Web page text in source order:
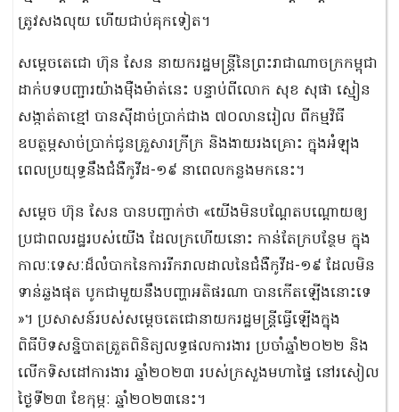
ត្រូវសងលុយ ហើយជាប់​គុកទៀត។
សម្ដេចតេជោ ហ៊ុន សែន នាយករដ្ឋមន្ត្រីនៃព្រះរាជាណាចក្រកម្ពុជា
ដាក់បទបញ្ជារយ៉ាងម៉ឺងម៉ាត់នេះ បន្ទាប់ពី​លោក សុខ សុផា ស្មៀន
សង្កាត់​តាខ្មៅ បានស៊ីដាច់ប្រាក់ជាង ៧០លានរៀល ពីកម្មវិធី
ឧបត្ថម្ភសាច់ប្រាក់ជូនគ្រួសារក្រីក្រ និងងាយ​រងគ្រោះ ក្នុងអំឡុង
ពេលប្រយុទ្ធនឹងជំងឺកូវីដ-១៩ នាពេលកន្លងមកនេះ។
សម្តេច ហ៊ុន សែន បានបញ្ជាក់ថា ​«យើងមិនបណ្ដែតបណ្ដោយឲ្យ
ប្រជាពលរដ្ឋរបស់យើង ដែលក្រហើយ​នោះ កាន់តែក្របន្ថែម ក្នុង
កាលៈទេសៈ​ដ៏លំបាកនៃការរីករាលដាលនៃជំងឺកូវីដ-១៩ ដែលមិន
ទាន់​ឆ្លងផុត បូកជាមួយនឹងបញ្ហាអតិផរណា បានកើតឡើងនោះទេ​
»។ ប្រសាសន៍របស់សម្តេចតេជោនាយករដ្ឋមន្ត្រីធ្វើឡើងក្នុង​
ពិធីបិទសន្និបាតត្រួតពិនិត្យលទ្ធផលការងារ ប្រចាំឆ្នាំ២០២២ និង
លើកទិសដៅការងារ ឆ្នាំ២០២៣ របស់ក្រសួងមហាផ្ទៃ នៅរសៀល
ថ្ងៃទី២៣ ខែកុម្ភៈ ឆ្នាំ២០២៣នេះ។